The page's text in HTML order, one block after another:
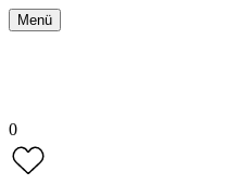
Menü
0